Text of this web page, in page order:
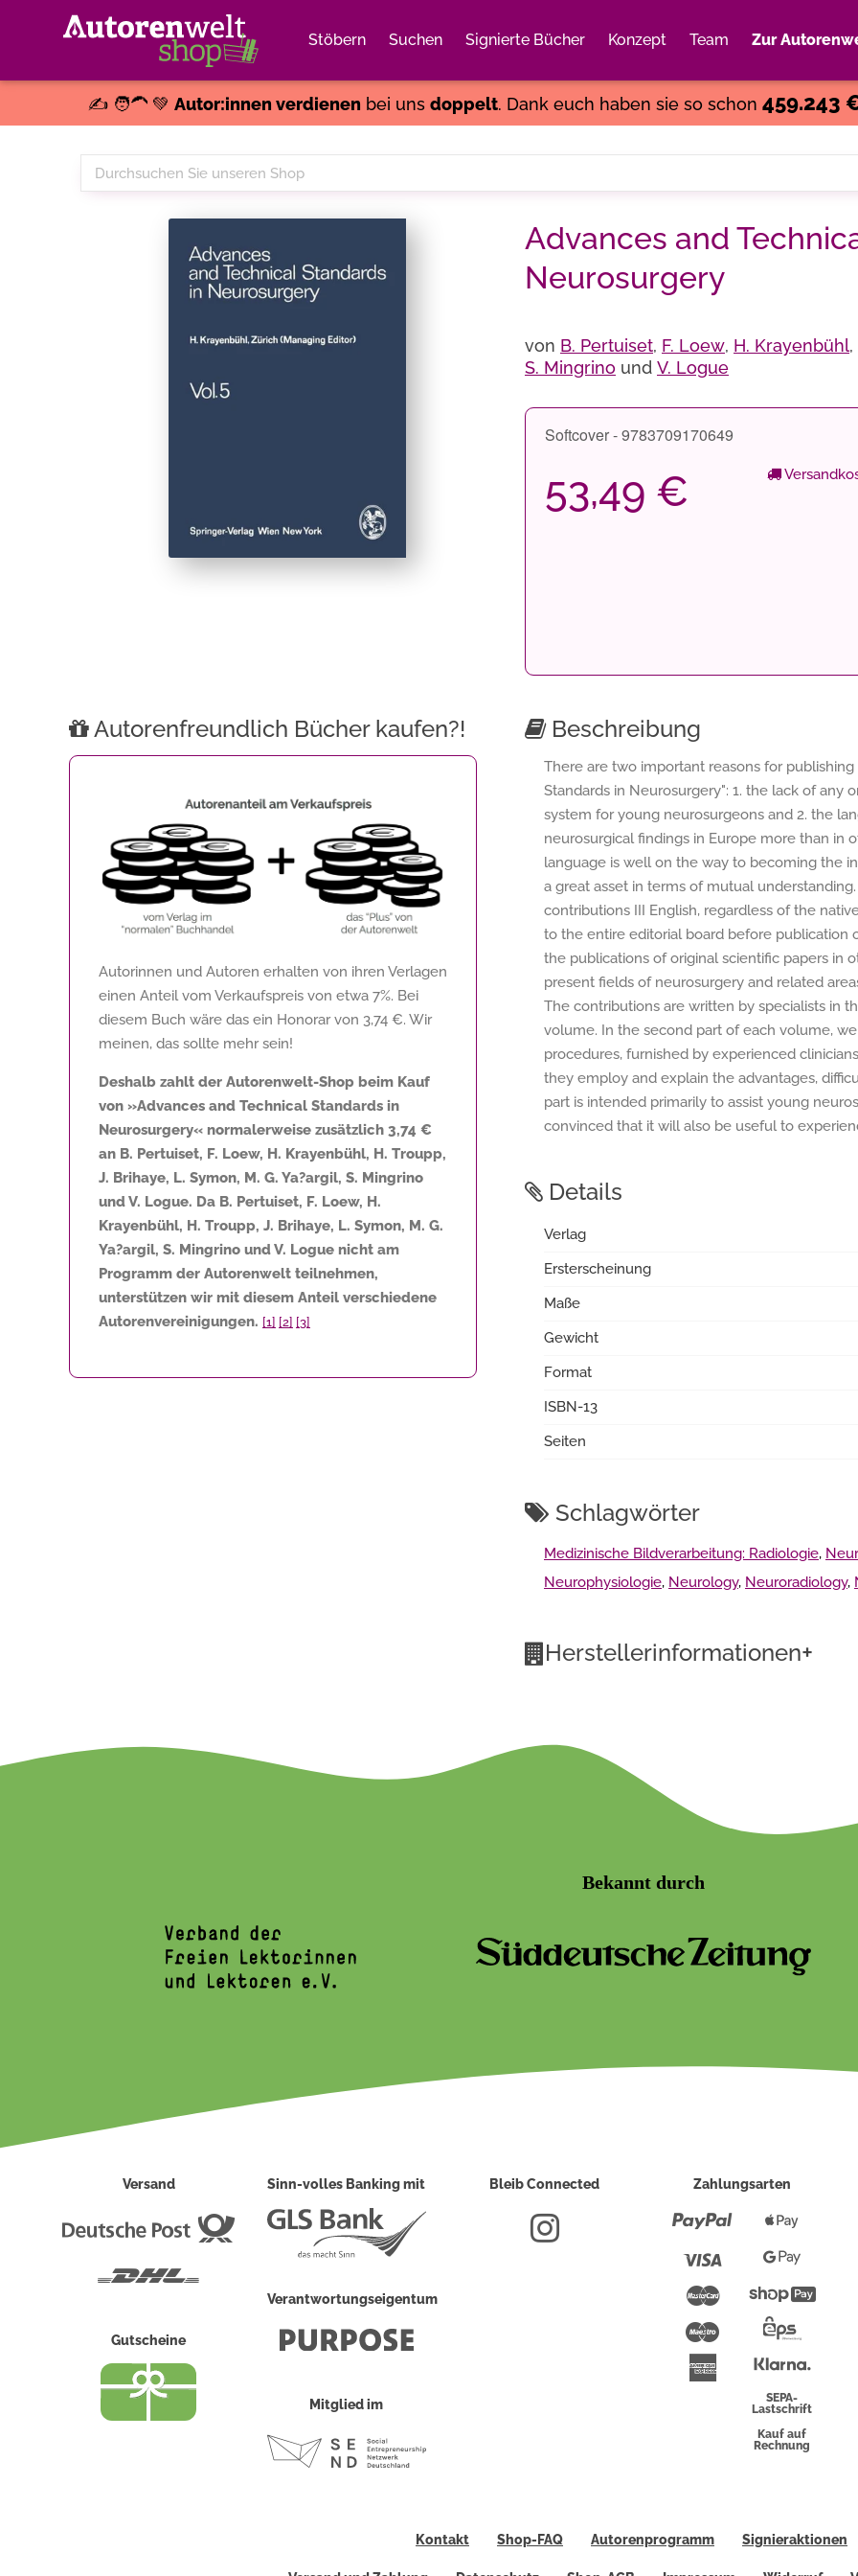
Stöbern Suchen Signierte Bücher Konzept Team Zur
✍️ 🧑‍🦱 💚 Autor:innen verdienenbei uns doppelt. Dank euch haben sie so schon 459.243
Durchsuchen
Sie
Advances and
Neurosurgery
von B. Pertuiset, F. Loew, H. Krayenbühl,
S. Mingrino und V. Logue
Softcover - 9783709170649
53,49 €
Autorenfreundlich Bücher kaufen?!
Autorinnen und Autoren erhalten von ihren Verlagen
einen Anteil vom Verkaufspreis von etwa 7%. Bei
diesem Buch wäre das ein Honorar von 3,74 €. Wir
meinen, das sollte mehr sein!
Deshalb zahlt der Autorenwelt-Shop beim Kauf
von »Advances and Technical Standards in
Neurosurgery« normalerweise zusätzlich 3,74 €
an B. Pertuiset, F. Loew, H. Krayenbühl, H. Troupp,
J. Brihaye, L. Symon, M. G. Ya?argil, S. Mingrino
und V. Logue. Da B. Pertuiset, F. Loew, H.
Krayenbühl, H. Troupp, J. Brihaye, L. Symon, M. G.
Ya?argil, S. Mingrino und V. Logue nicht am
Programm der Autorenwelt teilnehmen,
unterstützen wir mit diesem Anteil verschiedene
Autorenvereinigungen. [1] [2] [3]
Beschreibung
There are two important reasons for
Standards in Neurosurgery": 1. the lack of any
system for young neurosurgeons and 2. the
neurosurgical findings in Europe more than in
language is well on the way to becoming the
a great asset in terms of mutual
contributions III English, regardless of the
to the entire editorial board before publication
the publications of original scientific papers in
present fields of neurosurgery and related
The contributions are written by specialists in
volume. In the second part of each volume,
procedures, furnished by experienced
they employ and explain the advantages,
part is intended primarily to assist young
convinced that it will also be useful to
Details
Verlag
Ersterscheinung
Maße
Gewicht
Format
ISBN-13
Seiten
Schlagwörter
Medizinische Bildverarbeitung: Radiologie,
Neurophysiologie, Neurology, Neuroradiology,
Herstellerinformationen+
Bekannt durch
Versand
Deutsche
Gutscheine
Sinn-volles Banking mit
Verantwortungseigentum
Mitglied im
Bleib Connected Zahlungsarten
Paypal
Mastercard
Maestro
American
Express
Pay
Pay
SEPA-
Lastschrift
Kauf auf
Rechnung
Kontakt Shop-FAQ Autorenprogramm Signieraktionen